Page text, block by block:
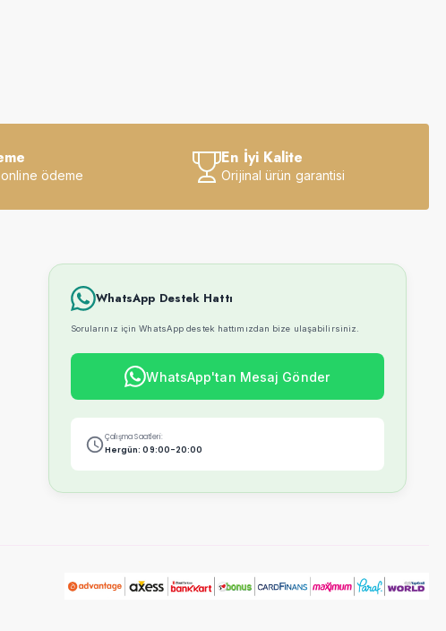
ödeme
En İyi Kalite
Orijinal ürün garantisi
WhatsApp Destek Hattı
Sorularınız için WhatsApp destek hattımızdan bize ulaşabilirsiniz.
WhatsApp'tan Mesaj Gönder
Çalışma Saatleri:
Hergün: 09:00-20:00